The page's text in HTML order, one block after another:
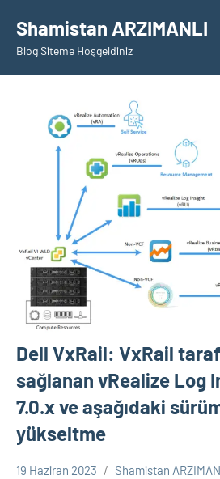
geçShamistan ARZIMANLI
Blog Siteme Hoşgeldiniz
Dell VxRail: VxRail
sağlanan vRealize Log
7.0.x ve aşağıdaki
yükseltme
19 Haziran 2023 Shamistan